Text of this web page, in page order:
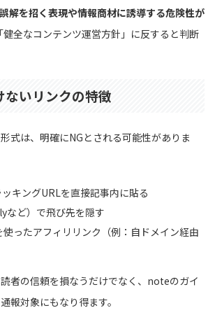
誤解を招く表現や情報商材に誘導する危険性が
全なコンテンツ運営方針」に反すると判断
ないリンクの特徴
式は、明確にNGとされる可能性がありま
キングURLを直接記事内に貼る
など）で飛び先を隠す
使ったアフィリリンク（例：自ドメイン経由
者の信頼を損なうだけでなく、noteのガイ
報対象にもなり得ます。